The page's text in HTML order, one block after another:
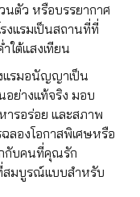
นตัว หรือบรรยากาศ
งแรมเป็นสถานที่ที่
ใต้แสงเทียน
แรมอนัญญาเป็น
ย่างแท้จริง มอบ
ารอร่อย และสภาพ
ลองโอกาสพิเศษหรือ
กกับคนที่คุณรัก
สมบูรณ์แบบสำหรับ